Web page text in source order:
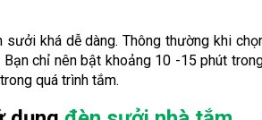
khá dễ dàng. Thông thường khi
chỉ nên bật khoảng 10 -15 phút
quá trình tắm.